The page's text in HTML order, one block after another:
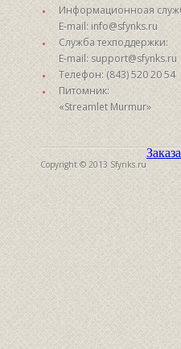
Информационноая
E-mail: info@sfynks.ru
Служба техподдержки:
E-mail: support@sfynks.ru
Телефон: (843) 520 20 54
Питомник:
«Streamlet Murmur»
Copyright © 2013 Sfynks.ru